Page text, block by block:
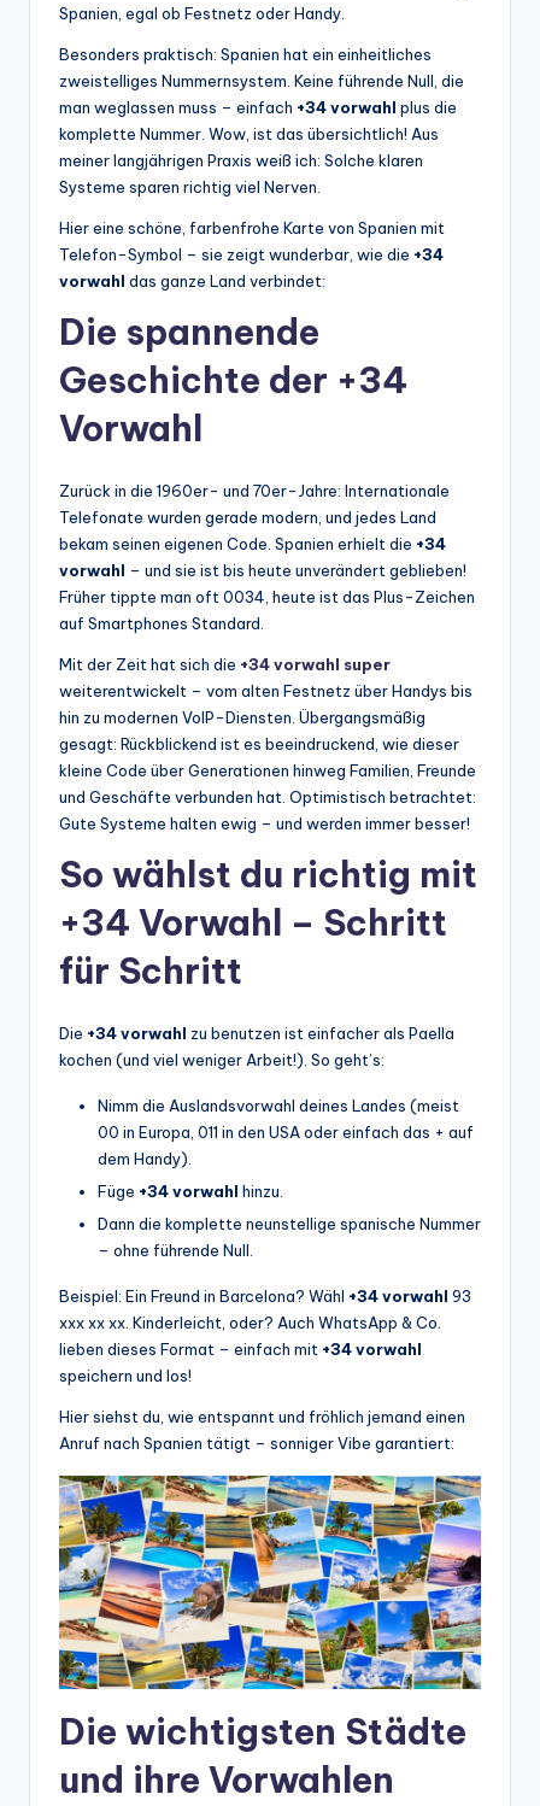
Spanien, egal ob Festnetz oder Handy.
Besonders praktisch: Spanien hat ein einheitliches
zweistelliges Nummernsystem. Keine führende Null, die
man weglassen muss – einfach +34 vorwahl plus die
komplette Nummer. Wow, ist das übersichtlich! Aus
meiner langjährigen Praxis weiß ich: Solche klaren
Systeme sparen richtig viel Nerven.
Hier eine schöne, farbenfrohe Karte von Spanien mit
Telefon-Symbol – sie zeigt wunderbar, wie die +34
vorwahl das ganze Land verbindet:
Die spannende
Geschichte der +34
Vorwahl
Zurück in die 1960er- und 70er-Jahre: Internationale
Telefonate wurden gerade modern, und jedes Land
bekam seinen eigenen Code. Spanien erhielt die +34
vorwahl – und sie ist bis heute unverändert geblieben!
Früher tippte man oft 0034, heute ist das Plus-Zeichen
auf Smartphones Standard.
Mit der Zeit hat sich die +34 vorwahl super
weiterentwickelt – vom alten Festnetz über Handys bis
hin zu modernen VoIP-Diensten. Übergangsmäßig
gesagt: Rückblickend ist es beeindruckend, wie dieser
kleine Code über Generationen hinweg Familien, Freunde
und Geschäfte verbunden hat. Optimistisch betrachtet:
Gute Systeme halten ewig – und werden immer besser!
So wählst du richtig mit
+34 Vorwahl – Schritt
für Schritt
Die +34 vorwahl zu benutzen ist einfacher als Paella
kochen (und viel weniger Arbeit!). So geht’s:
Nimm die Auslandsvorwahl deines Landes (meist
00 in Europa, 011 in den USA oder einfach das + auf
dem Handy).
Füge +34 vorwahl hinzu.
Dann die komplette neunstellige spanische Nummer
– ohne führende Null.
Beispiel: Ein Freund in Barcelona? Wähl +34 vorwahl 93
xxx xx xx. Kinderleicht, oder? Auch WhatsApp & Co.
lieben dieses Format – einfach mit +34 vorwahl
speichern und los!
Hier siehst du, wie entspannt und fröhlich jemand einen
Anruf nach Spanien tätigt – sonniger Vibe garantiert:
Die wichtigsten Städte
und ihre Vorwahlen